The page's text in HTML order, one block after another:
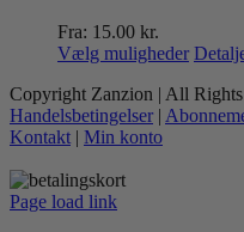
Fra: 15.00 kr.
Vælg muligheder Dette
har
flere
Copyright Zanzion | All
Handelsbetingelser |
Kontakt | Min konto
Page load link